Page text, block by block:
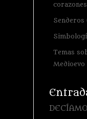
corazones
Senderos
Temas
Medioevo